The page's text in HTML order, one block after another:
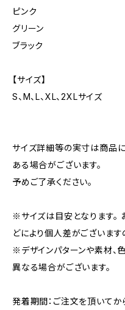
ピンク
グリーン
ブラック
【サイズ】
S、M、L、XL、2XLサイズ
サイズ詳細等の実寸は商品
ある場合がございます。
予めご了承ください。
※サイズは目安となります。
どにより個人差がございます
※デザインパターンや素材、
異なる場合がございます。
発着期間：ご注文を頂いてか